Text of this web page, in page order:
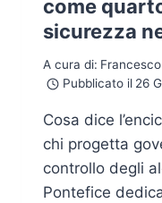
come
sicurezza
A cura di:
Pubblicato il 26
Cosa dice
chi progetta
controllo degli
Pontefice